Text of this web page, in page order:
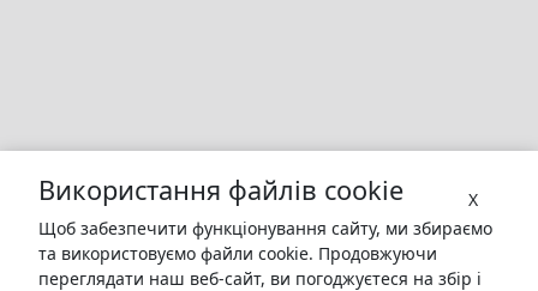
X
Використання файлів cookie
Щоб забезпечити функціонування сайту, ми збираємо
та використовуємо файли cookie. Продовжуючи
переглядати наш веб-сайт, ви погоджуєтеся на збір і